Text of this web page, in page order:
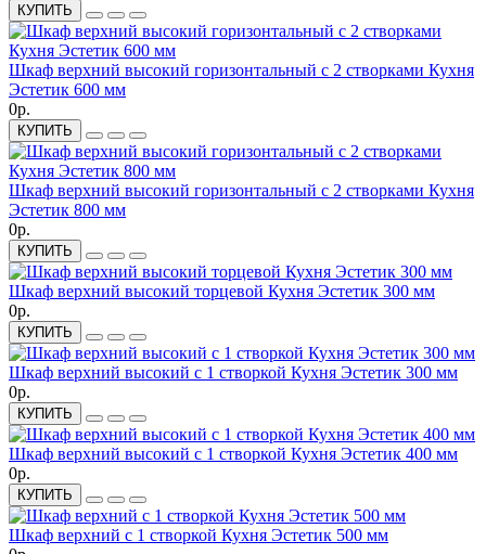
КУПИТЬ
Шкаф верхний высокий горизонтальный с 2 створками Кухня
Эстетик 600 мм
0р.
КУПИТЬ
Шкаф верхний высокий горизонтальный с 2 створками Кухня
Эстетик 800 мм
0р.
КУПИТЬ
Шкаф верхний высокий торцевой Кухня Эстетик 300 мм
0р.
КУПИТЬ
Шкаф верхний высокий с 1 створкой Кухня Эстетик 300 мм
0р.
КУПИТЬ
Шкаф верхний высокий с 1 створкой Кухня Эстетик 400 мм
0р.
КУПИТЬ
Шкаф верхний с 1 створкой Кухня Эстетик 500 мм